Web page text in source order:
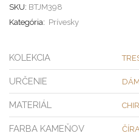
SKU: BTJM398
Kategória: Prívesky
KOLEKCIA
URČENIE
MATERIÁL
FARBA KAMEŇOV ČÍRA